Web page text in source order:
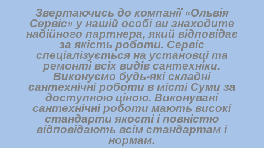
Звертаючись до компанії «Ольвія
Сервіс» у нашій особі ви знаходите
надійного партнера, який відповідає
за якість роботи. Сервіс
спеціалізується на установці та
ремонті всіх видів сантехніки.
Виконуємо будь-які складні
сантехнічні роботи в місті Суми за
доступною ціною. Виконувані
сантехнічні роботи мають високі
стандарти якості і повністю
відповідають всім стандартам і
нормам.